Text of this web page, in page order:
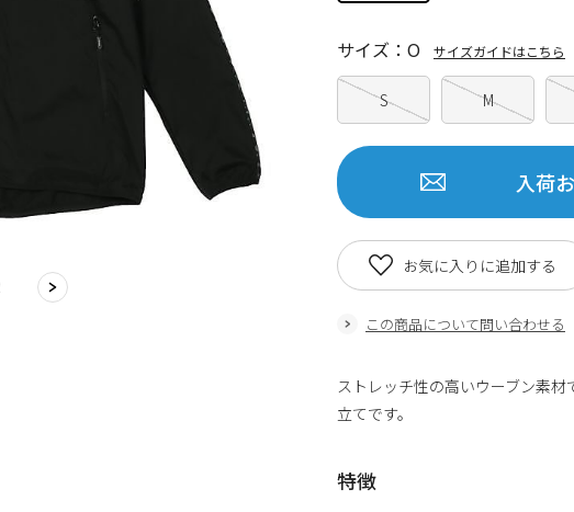
S M
サイズ：O サイズガイドはこちら
入荷
この商品について問い合わせる
お気に入りに追加する
ストレッチ性の高いウーブン素
立てです。
特徴